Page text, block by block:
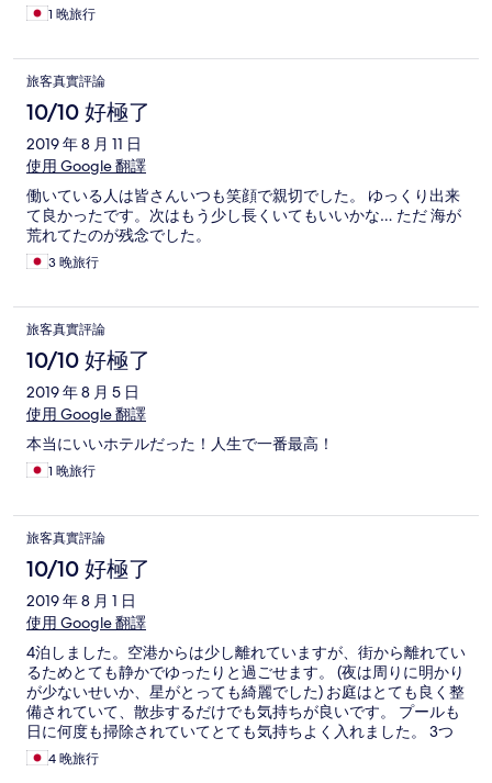
1 晚旅行
旅客真實評論
10/10 好極了
2019 年 8 月 11 日
使用 Google 翻譯
働いている人は皆さんいつも笑顔で親切でした。 ゆっくり出来
て良かったです。次はもう少し長くいてもいいかな… ただ 海が
荒れてたのが残念でした。
3 晚旅行
旅客真實評論
10/10 好極了
2019 年 8 月 5 日
使用 Google 翻譯
本当にいいホテルだった！人生で一番最高！
1 晚旅行
旅客真實評論
10/10 好極了
2019 年 8 月 1 日
使用 Google 翻譯
4泊しました。空港からは少し離れていますが、街から離れてい
るためとても静かでゆったりと過ごせます。 (夜は周りに明かり
が少ないせいか、星がとっても綺麗でした) お庭はとても良く整
備されていて、散歩するだけでも気持ちが良いです。 プールも
日に何度も掃除されていてとても気持ちよく入れました。 3つ
レストランがありますが、どのレストランも美味しくいただけ
ます。 ホテルから近くの大型スーパーへの無料シャトルバスも
4 晚旅行